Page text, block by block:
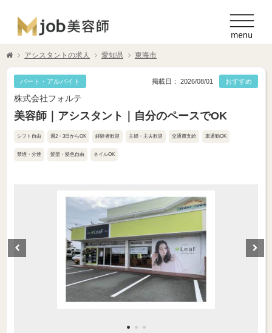
アシスタントの求人 愛知県 東海市
パート・アルバイト おすすめ
掲載日： 2026/08/01
株式会社フォルテ
美容師｜アシスタント｜自分のペースでOK
シフト自由 週2・3日からOK 経験者歓迎 主婦・主夫歓迎 交通費支給 車通勤OK
禁煙・分煙 髪型・髪色自由 ネイルOK